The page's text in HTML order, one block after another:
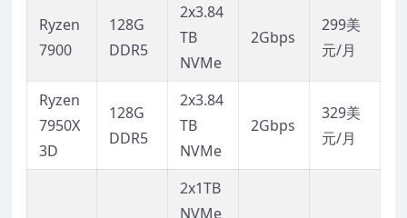
Ryzen
7900
128G
DDR5
2x3.84
TB
NVMe
2Gbps
299美
元/月
Ryzen
7950X
3D
128G
DDR5
2x3.84
TB
NVMe
2Gbps
329美
元/月
2x1TB
NVMe